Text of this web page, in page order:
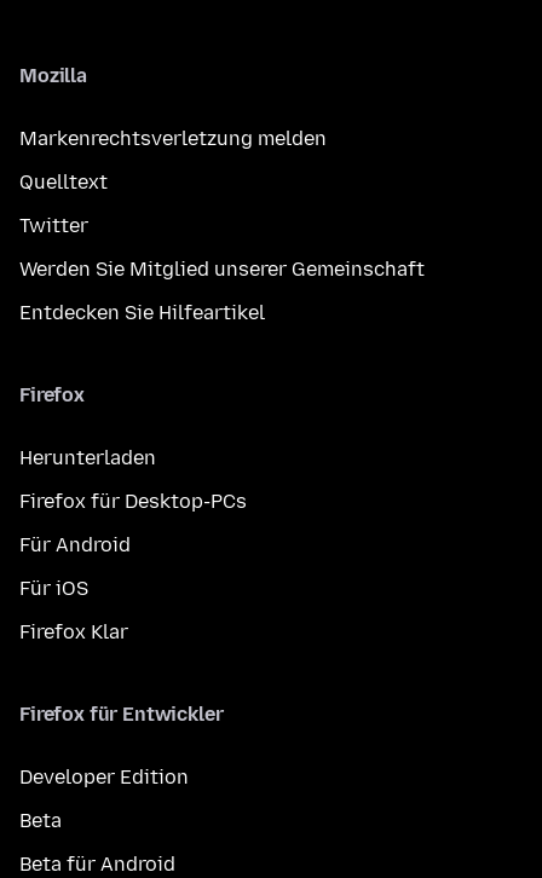
Mozilla
Markenrechtsverletzung melden
Quelltext
Twitter
Werden Sie Mitglied unserer Gemeinschaft
Entdecken Sie Hilfeartikel
Firefox
Herunterladen
Firefox für Desktop-PCs
Für Android
Für iOS
Firefox Klar
Firefox für Entwickler
Developer Edition
Beta
Beta für Android